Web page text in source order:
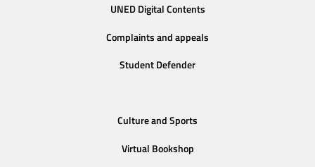
UNED Digital Contents
Complaints and appeals
Student Defender
Culture and Sports
Virtual Bookshop